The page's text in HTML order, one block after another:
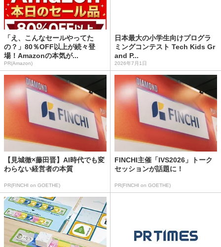
「え、こんなセールやってた
の？」80％OFF以上が続々登
場！Amazonの本気が...
PR(Amazon)
日本最大の小学生向けプログラ
ミングコンテスト Tech Kids Gr
and P...
2026年7月1日
【見城徹×藤田晋】AI時代でも変
わらない経営者の本質
PR(FINCHI on GOETHE)
FINCHI主催「IVS2026」トーク
セッションが話題に！
PR(FINCHI on GOETHE)